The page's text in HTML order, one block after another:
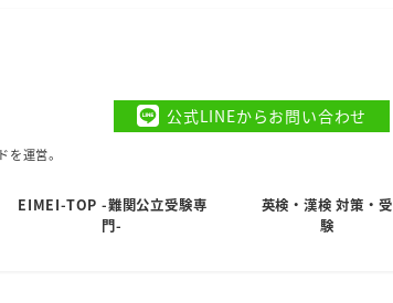
運営。
公式LINEからお問い合わせ
EIMEI-TOP -難関公立受験専
門-
英検・漢検 対策・受
験